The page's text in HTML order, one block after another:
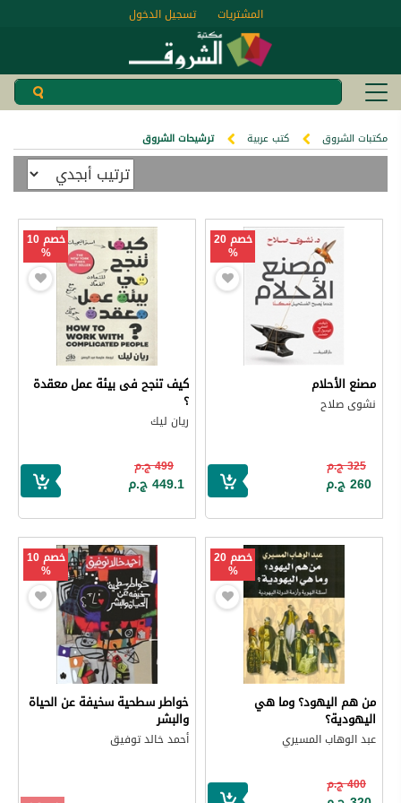
تسجيل الدخول المشتريات
مكتبات الشروق كتب عربية ترشيحات الشروق
خصم 20
%
مصنع الأحلام
نشوى صلاح
325 ج.م
260 ج.م
خصم 10
%
كيف تنجح فى بيئة عمل معقدة
؟
ريان ليك
499 ج.م
449.1 ج.م
خصم 20
%
من هم اليهود؟ وما هي
اليهودية؟
عبد الوهاب المسيري
400 ج.م
خصم 10
%
خواطر سطحية سخيفة عن الحياة
والبشر
أحمد خالد توفيق